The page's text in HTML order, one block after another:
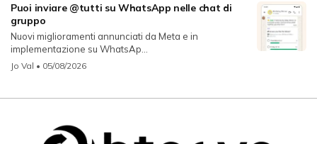
Puoi inviare @tutti su WhatsApp nelle chat di
gruppo
Nuovi miglioramenti annunciati da Meta e in
implementazione su WhatsAp...
Jo Val • 05/08/2026